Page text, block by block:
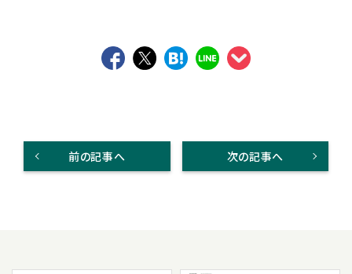
前の記事へ 次の記事へ